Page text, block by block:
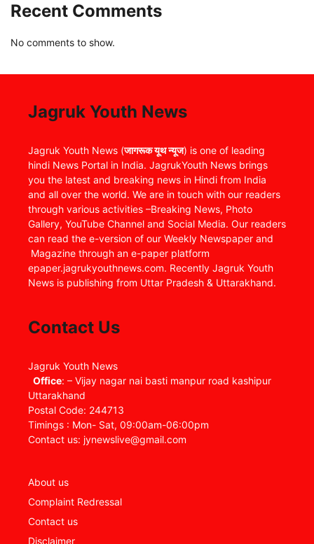
Recent Comments
No comments to show.
Jagruk Youth News
Jagruk Youth News (जागरूक यूथ न्यूज) is one of leading
hindi News Portal in India. JagrukYouth News brings
you the latest and breaking news in Hindi from India
and all over the world. We are in touch with our readers
through various activities –Breaking News, Photo
Gallery, YouTube Channel and Social Media. Our readers
can read the e-version of our Weekly Newspaper and
Magazine through an e-paper platform
epaper.jagrukyouthnews.com. Recently Jagruk Youth
News is publishing from Uttar Pradesh & Uttarakhand.
Contact Us
Jagruk Youth News
Office: – Vijay nagar nai basti manpur road kashipur
Uttarakhand
Postal Code: 244713
Timings : Mon- Sat, 09:00am-06:00pm
Contact us: jynewslive@gmail.com
About us
Complaint Redressal
Contact us
Disclaimer